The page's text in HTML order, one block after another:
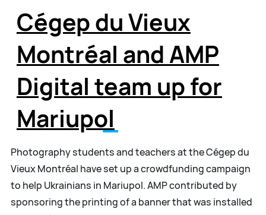
Cégep du Vieux
Montréal and AMP
Digital team up for
Mariupol
Photography students and teachers at the Cégep du
Vieux Montréal have set up a crowdfunding campaign
to help Ukrainians in Mariupol. AMP contributed by
sponsoring the printing of a banner that was installed